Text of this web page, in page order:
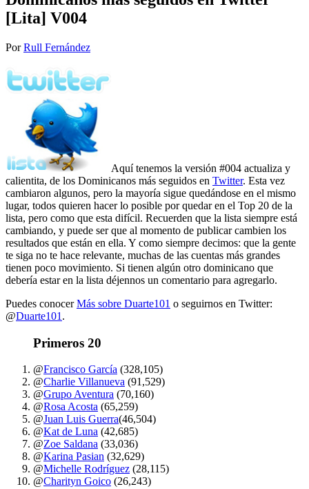
[Lita] V004
PorRull Fernández
Aquí tenemos la versión #004 actualiza y
calientita, de los Dominicanos más seguidos en Twitter. Esta vez
cambiaron algunos, pero la mayoría sigue quedándose en el mismo
lugar, todos quieren hacer lo posible por quedar en el Top 20 de la
lista, pero como que esta difícil. Recuerden que la lista siempre está
cambiando, y puede ser que al momento de publicar cambien los
resultados que están en ella. Y como siempre decimos: que la gente
te siga no te hace relevante, muchas de las cuentas más grandes
tienen poco movimiento. Si tienen algún otro dominicano que
debería estar en la lista déjennos un comentario para agregarlo.
Puedes conocerMás sobre Duarte101 o seguirnos en Twitter:
@Duarte101 .
Primeros 20
@Francisco García (328,105)
@Charlie Villanueva (91,529)
@Grupo Aventura (70,160)
@Rosa Acosta (65,259)
@Juan Luis Guerra(46,504)
@Kat de Luna (42,685)
@Zoe Saldana (33,036)
@Karina Pasian (32,629)
@Michelle Rodríguez (28,115)
@Charityn Goico (26,243)